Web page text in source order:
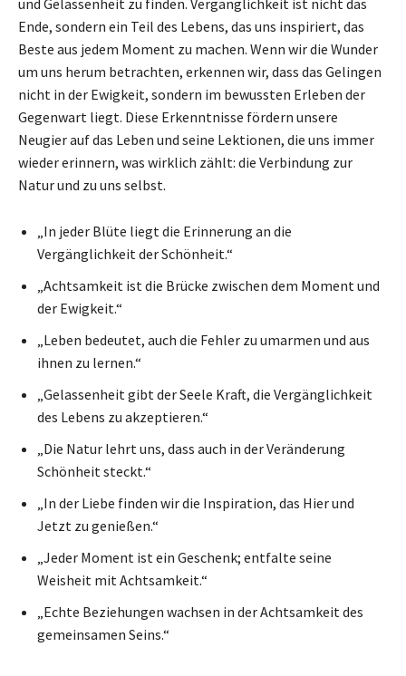
Ende, sondern ein Teil des Lebens, das uns inspiriert, das
Beste aus jedem Moment zu machen. Wenn wir die Wunder
um uns herum betrachten, erkennen wir, dass das Gelingen
nicht in der Ewigkeit, sondern im bewussten Erleben der
Gegenwart liegt. Diese Erkenntnisse fördern unsere
Neugier auf das Leben und seine Lektionen, die uns immer
wieder erinnern, was wirklich zählt: die Verbindung zur
Natur und zu uns selbst.
„In jeder Blüte liegt die Erinnerung an die
Vergänglichkeit der Schönheit.“
„Achtsamkeit ist die Brücke zwischen dem Moment und
der Ewigkeit.“
„Leben bedeutet, auch die Fehler zu umarmen und aus
ihnen zu lernen.“
„Gelassenheit gibt der Seele Kraft, die Vergänglichkeit
des Lebens zu akzeptieren.“
„Die Natur lehrt uns, dass auch in der Veränderung
Schönheit steckt.“
„In der Liebe finden wir die Inspiration, das Hier und
Jetzt zu genießen.“
„Jeder Moment ist ein Geschenk; entfalte seine
Weisheit mit Achtsamkeit.“
„Echte Beziehungen wachsen in der Achtsamkeit des
gemeinsamen Seins.“